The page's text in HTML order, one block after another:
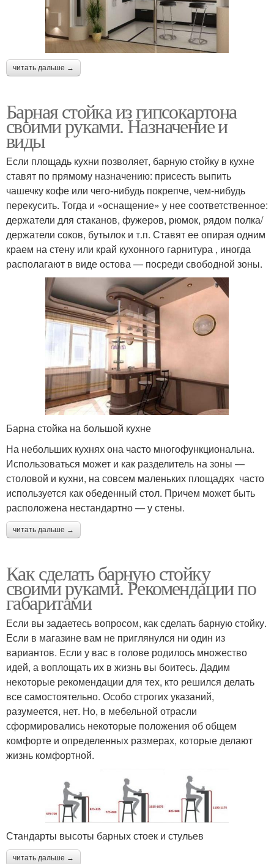
читать дальше →
Барная стойка из гипсокартона
своими руками. Назначение и
виды
Если площадь кухни позволяет, барную стойку в кухне
ставят по прямому назначению: присесть выпить
чашечку кофе или чего-нибудь покрепче, чем-нибудь
перекусить. Тогда и «оснащение» у нее соответственное:
держатели для стаканов, фужеров, рюмок, рядом полка/
держатели соков, бутылок и т.п. Ставят ее опирая одним
краем на стену или край кухонного гарнитура , иногда
располагают в виде остова — посреди свободной зоны.
Барна стойка на большой кухне
На небольших кухнях она часто многофункциональна.
Использоваться может и как разделитель на зоны —
столовой и кухни, на совсем маленьких площадях часто
используется как обеденный стол. Причем может быть
расположена нестандартно — у стены.
читать дальше →
Как сделать барную стойку
своими руками. Рекомендации по
габаритами
Если вы задаетесь вопросом, как сделать барную стойку.
Если в магазине вам не приглянулся ни один из
вариантов. Если у вас в голове родилось множество
идей, а воплощать их в жизнь вы боитесь. Дадим
некоторые рекомендации для тех, кто решился делать
все самостоятельно. Особо строгих указаний,
разумеется, нет. Но, в мебельной отрасли
сформировались некоторые положения об общем
комфорте и определенных размерах, которые делают
жизнь комфортной.
Стандарты высоты барных стоек и стульев
читать дальше →